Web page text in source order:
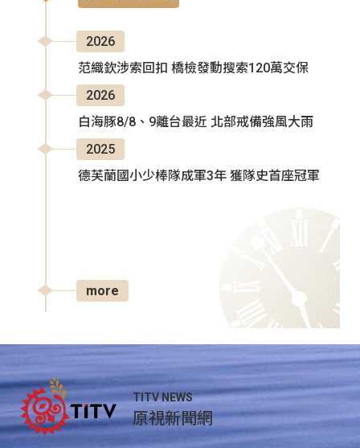
2026
范織欽涉索回扣 橋檢發動搜索120萬交保
2026
白海豚8/8、9離台最近 北部戒備強風大雨
2025
德芙蘭國小少棒隊成軍3年 獲隊史首座冠軍
more
TITV NEWS
原視新聞網